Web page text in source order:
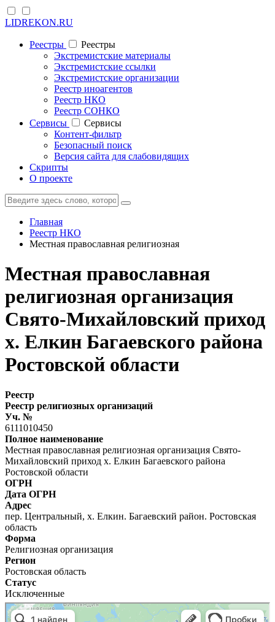
LIDREKON.RU
Реестры
Реестры
Экстремистские материалы
Экстремистские ссылки
Экстремистские организации
Реестр иноагентов
Реестр НКО
Реестр СОНКО
Cервисы
Cервисы
Контент-фильтр
Безопасный поиск
Версия сайта для слабовидящих
Скрипты
О проекте
Главная
Реестр НКО
Местная православная религиозная
Местная православная
религиозная организация
Свято-Михайловский приход
х. Елкин Багаевского района
Ростовской области
Реестр
Реестр религиозных организаций
Уч. №
6111010450
Полное наименование
Местная православная религиозная организация Свято-
Михайловский приход х. Елкин Багаевского района
Ростовской области
ОГРН
Дата ОГРН
Адрес
пер. Центральный, х. Елкин. Багаевский район. Ростовская
область
Форма
Религиозная организация
Регион
Ростовская область
Статус
Исключенные